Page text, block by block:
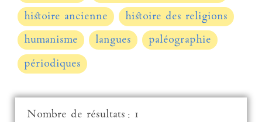
histoire ancienne
histoire des religions
humanisme
langues
paléographie
périodiques
Nombre de résultats : 1